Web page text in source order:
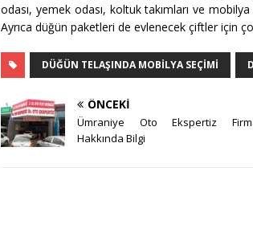
odası, yemek odası, koltuk takımları ve
Ayrıca düğün paketleri de evlenecek çiftler için
DÜĞÜN TELAŞINDA MOBILYA SEÇIMI
ÖNCEKI
Ümraniye Oto Ekspertiz
Hakkında Bilgi